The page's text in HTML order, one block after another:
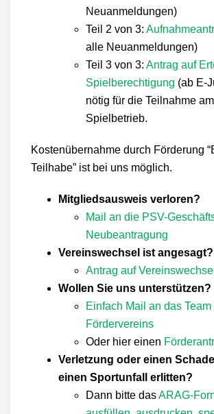
Neuanmeldungen)
Teil 2 von 3:
alle Neuanmeldungen)
Teil 3 von 3: Antrag auf
Spielberechtigung (ab E-
nötig für die Teilnahme am
Spielbetrieb.
Kostenübernahme durch Förderung
Teilhabe” ist bei uns möglich.
Mitgliedsausweis verloren?
Mail an die PSV-
Neubeantragung
Vereinswechsel ist angesagt?
Antrag auf Vereinswechsel
Wollen Sie uns unterstützen?
Einfach Mail an das Team
Fördervereins
Oder hier einen
Verletzung oder einen
einen Sportunfall erlitten?
Dann bitte dasARAG-